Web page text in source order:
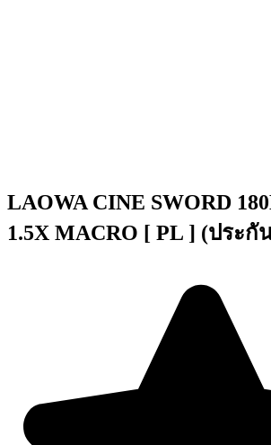
LAOWA CINE SWORD
1.5X MACRO [ PL ] (ประกั